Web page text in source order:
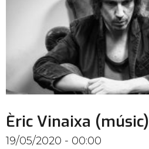
Èric Vinaixa (músic)
19/05/2020 - 00:00